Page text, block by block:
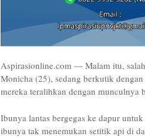
Aspirasionline.com — Malam itu,
Monicha (25), sedang berkutik
mereka teralihkan dengan munculnya
Ibunya lantas bergegas ke dapur
ibunya tak menemukan setitik api di